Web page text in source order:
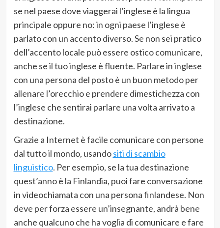
se nel paese dove viaggerai l’inglese è la lingua
principale oppure no: in ogni paese l’inglese è
parlato con un accento diverso. Se non sei pratico
dell’accento locale può essere ostico comunicare,
anche se il tuo inglese è fluente. Parlare in inglese
con una persona del posto è un buon metodo per
allenare l’orecchio e prendere dimestichezza con
l’inglese che sentirai parlare una volta arrivato a
destinazione.
Grazie a Internet è facile comunicare con persone
dal tutto il mondo, usandositi di scambio
linguistico. Per esempio, se la tua destinazione
quest’anno è la Finlandia, puoi fare conversazione
in videochiamata con una persona finlandese. Non
deve per forza essere un’insegnante, andrà bene
anche qualcuno che ha voglia di comunicare e fare